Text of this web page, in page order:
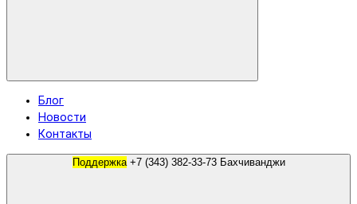
Блог
Новости
Контакты
Поддержка +7 (343) 382-33-73 Бахчиванджи